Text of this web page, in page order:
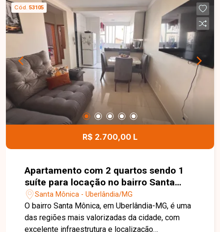
Uma excelente oportunidade para quem busca
conforto, praticidade e uma localização
privilegiada. Agende sua visita e venha conhecer
este imóvel!
Cód. 53105
R$ 2.700,00 L
Apartamento com 2 quartos sendo 1
suíte para locação no bairro Santa
Mônica em Uberlândia-MG
Santa Mônica - Uberlândia/MG
O bairro Santa Mônica, em Uberlândia-MG, é uma
das regiões mais valorizadas da cidade, com
excelente infraestrutura e localização